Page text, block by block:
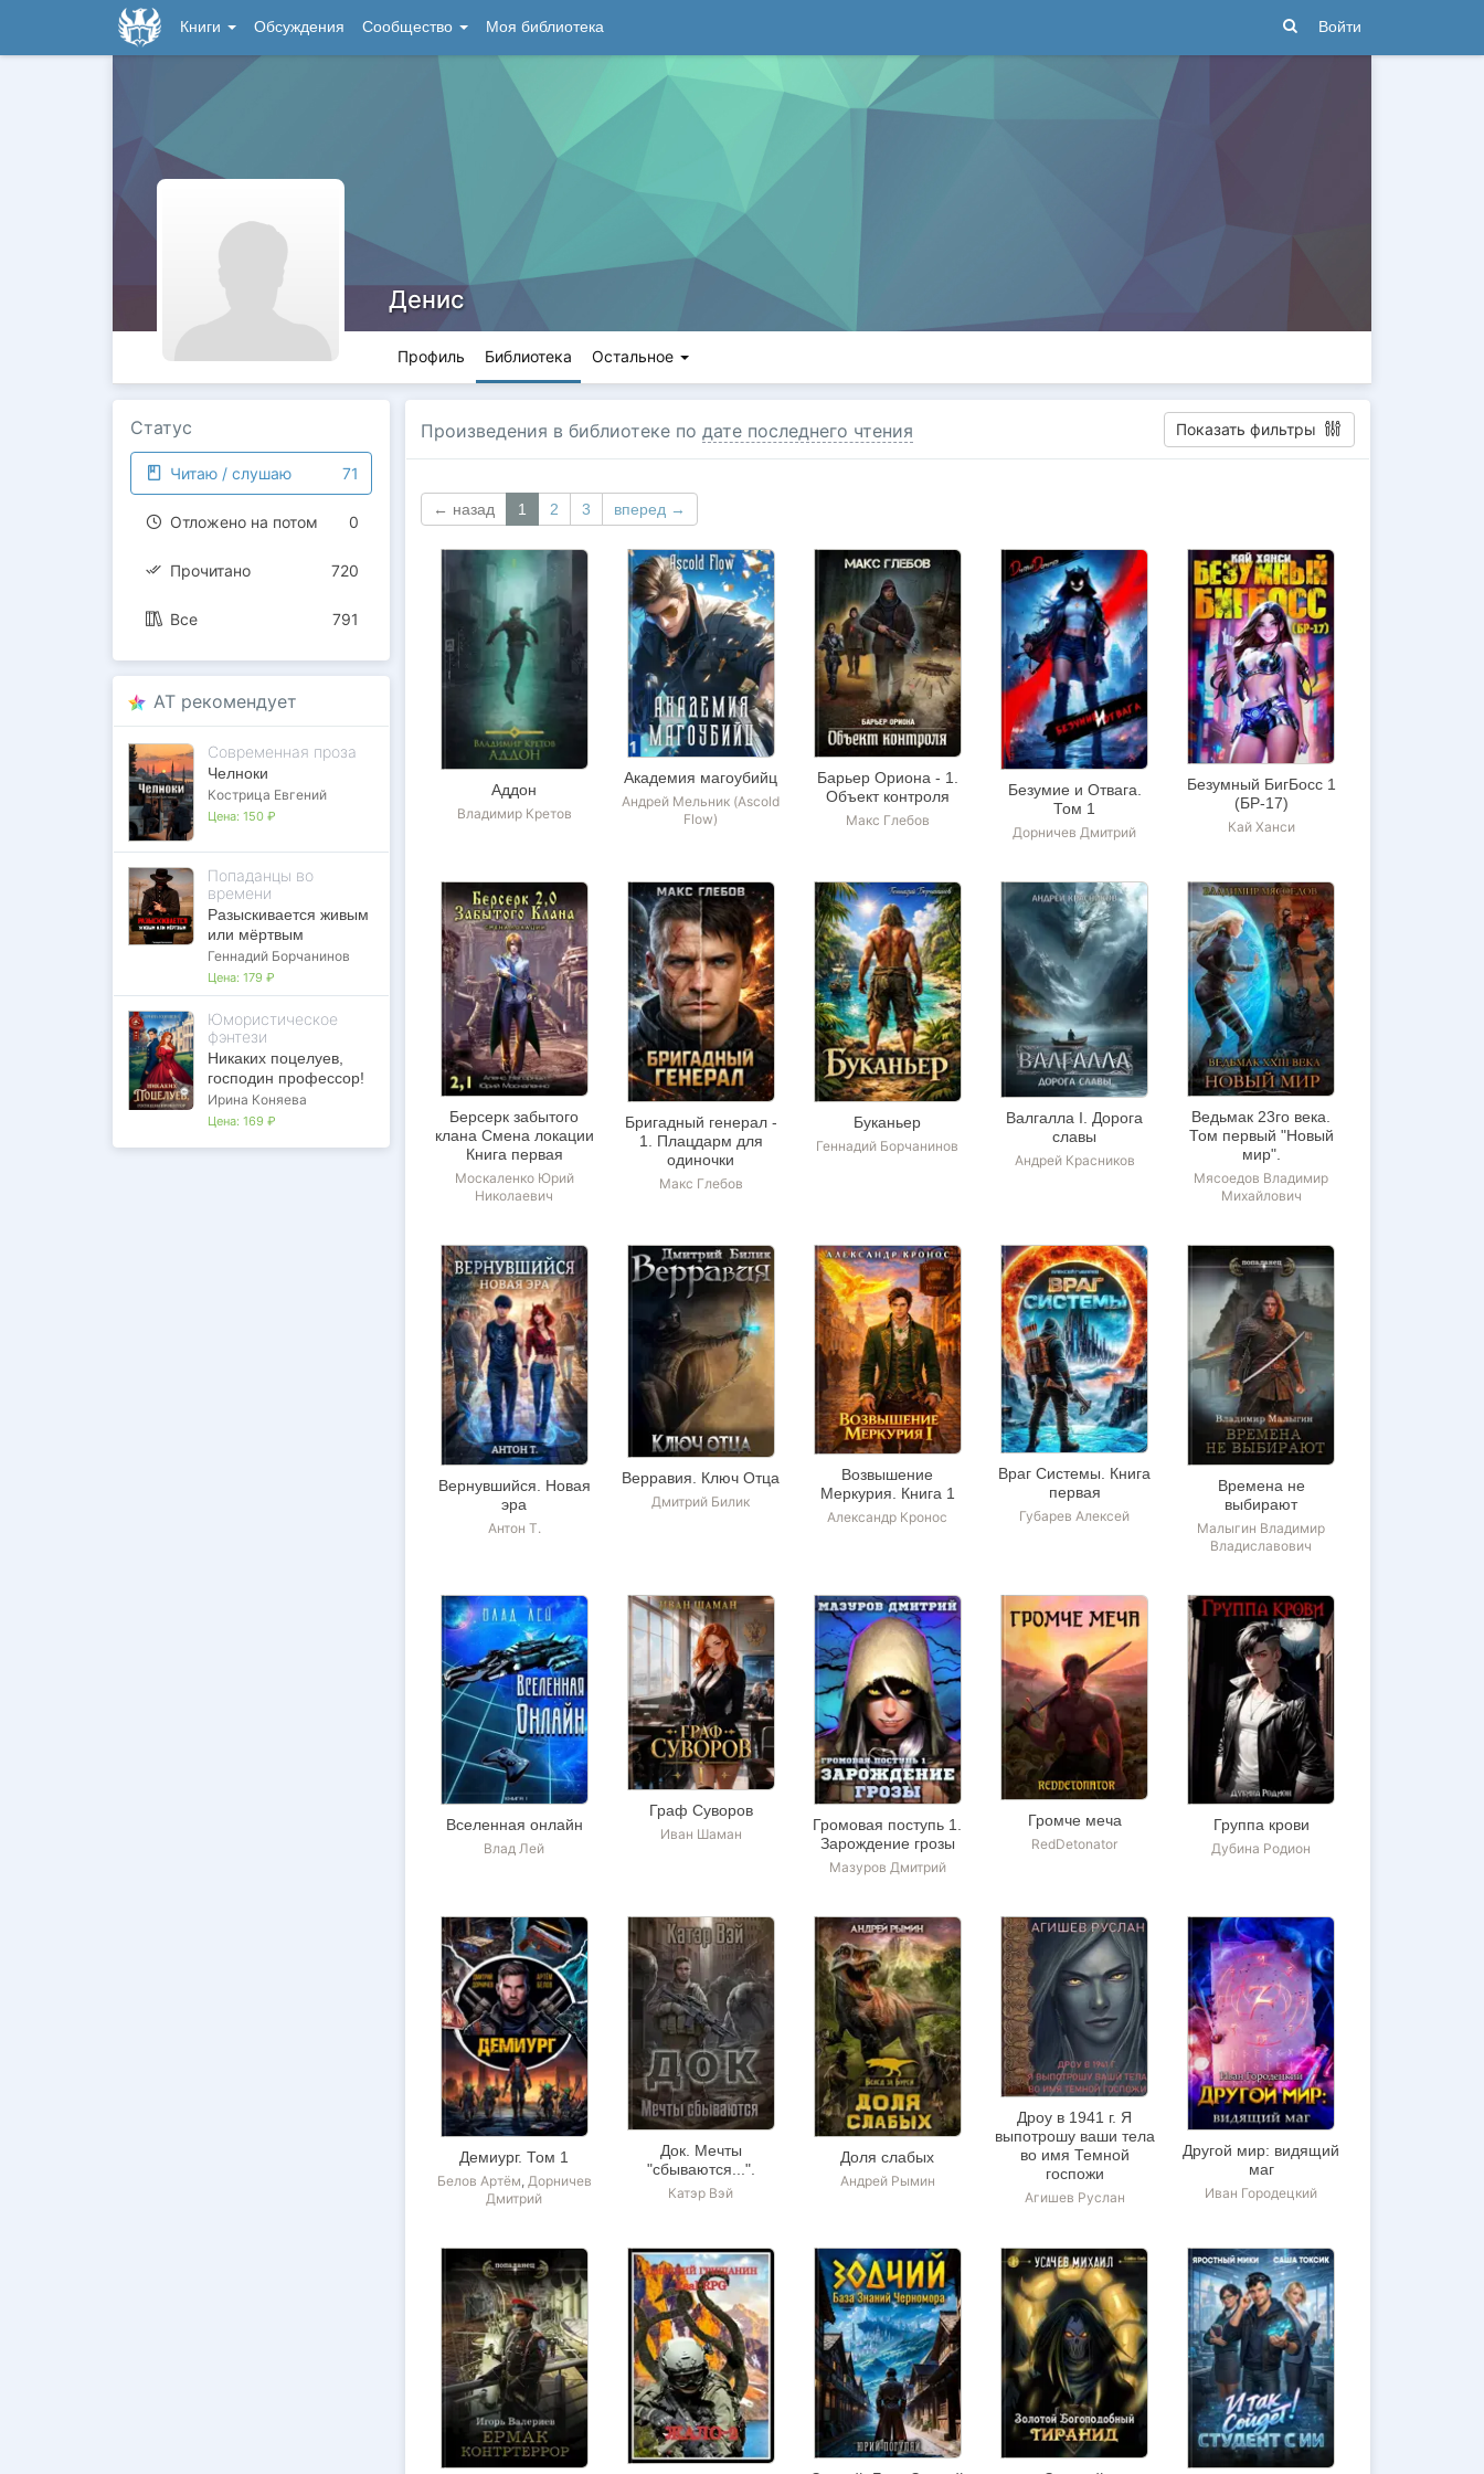
Книги Обсуждения Сообщество Моя библиотека Войти
Денис
Профиль Библиотека Остальное
Статус
Читаю / слушаю 71
Отложено на потом 0
Прочитано 720
Все 791
AT рекомендует
Современная проза
Челноки
Кострица Евгений
Цена: 150 ₽
Попаданцы во
времени
Разыскивается живым
или мёртвым
Геннадий Борчанинов
Цена: 179 ₽
Юмористическое
фэнтези
Никаких поцелуев,
господин профессор!
Ирина Коняева
Цена: 169 ₽
Произведения в библиотеке по дате последнего чтения Показать фильтры
← назад 1 2 3 вперед →
Аддон
Владимир Кретов
Академия магоубийц
Андрей Мельник (Ascold
Flow)
Барьер Ориона - 1.
Объект контроля
Макс Глебов
Безумие и Отвага.
Том 1
Дорничев Дмитрий
Безумный БигБосс 1
(БР-17)
Кай Ханси
Берсерк забытого
клана Смена локации
Книга первая
Москаленко Юрий
Николаевич
Бригадный генерал -
1. Плацдарм для
одиночки
Макс Глебов
Буканьер
Геннадий Борчанинов
Валгалла I. Дорога
славы
Андрей Красников
Ведьмак 23го века.
Том первый "Новый
мир".
Мясоедов Владимир
Михайлович
Вернувшийся. Новая
эра
Антон Т.
Верравия. Ключ Отца
Дмитрий Билик
Возвышение
Меркурия. Книга 1
Александр Кронос
Враг Системы. Книга
первая
Губарев Алексей
Времена не
выбирают
Малыгин Владимир
Владиславович
Вселенная онлайн
Влад Лей
Граф Суворов
Иван Шаман
Громовая поступь 1.
Зарождение грозы
Мазуров Дмитрий
Громче меча
RedDetonator
Группа крови
Дубина Родион
Демиург. Том 1
Белов Артём, Дорничев
Дмитрий
Док. Мечты
"сбываются...".
Катэр Вэй
Доля слабых
Андрей Рымин
Дроу в 1941 г. Я
выпотрошу ваши тела
во имя Темной
госпожи
Агишев Руслан
Другой мир: видящий
маг
Иван Городецкий